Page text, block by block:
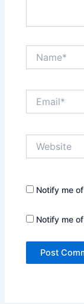
Notify me
Notify me